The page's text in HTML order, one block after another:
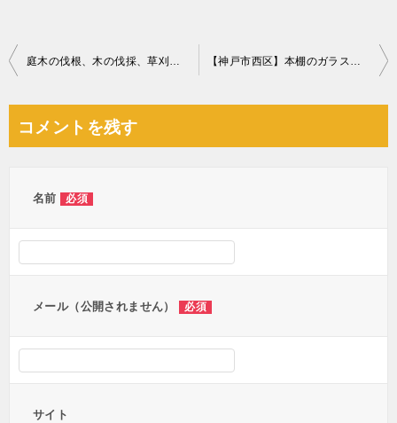
投
ビ
庭木の伐根、木の伐採、草刈り作業ご依頼 お客様の声 【神戸市西区】本棚のガラス戸を付け直す作業ご依頼 お客様の声
コメントを残す
名前 必須
メール（公開されません） 必須
サイト